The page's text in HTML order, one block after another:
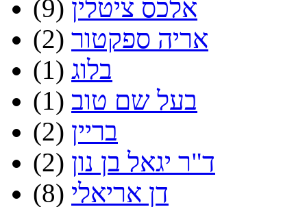
אלכס ציטלין (9)
אריה ספקטור (2)
בלוג (1)
בעל שם טוב (1)
בריין (2)
ד"ר יגאל בן נון (2)
דן אריאלי (8)